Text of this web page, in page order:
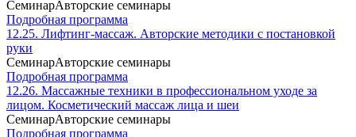
СеминарАвторские семинары
Подробная программа
12.25. Лифтинг-массаж. Авторские методики с постановкой
руки
СеминарАвторские семинары
Подробная программа
12.26. Массажные техники в профессиональном уходе за
лицом. Косметический массаж лица и шеи
СеминарАвторские семинары
Подробная программа